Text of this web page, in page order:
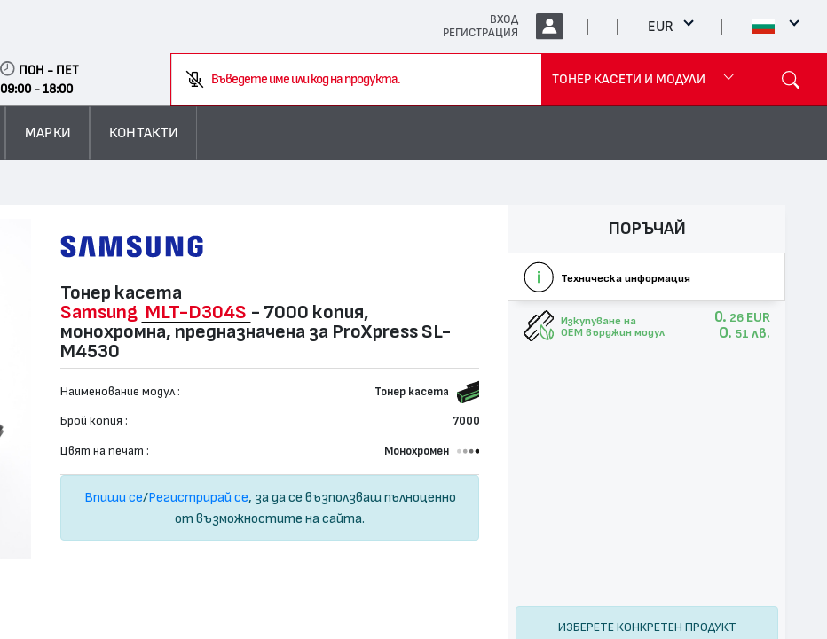
ВХОД
РЕГИСТРАЦИЯ
EUR
ПОН - ПЕТ
09:00 - 18:00
Въведете име или код на продукта.
ТОНЕР КАСЕТИ И МОДУЛИ
МАРКИ КОНТАКТИ
Тонер касета
Samsung MLT-D304S - 7000 копия,
монохромна, предназначена за ProXpress SL-
M4530
Наименование модул : Тонер касета
Брой копия : 7000
Цвят на печат : Монохромен
Впиши се/Регистрирай се, за да се възползваш пълноценно
от възможностите на сайта.
ПОРЪЧАЙ
Техническа информация
Изкупуване на
OEM върджин модул
0. 26 EUR
0. 51 лв.
ИЗБЕРЕТЕ КОНКРЕТЕН ПРОДУКТ